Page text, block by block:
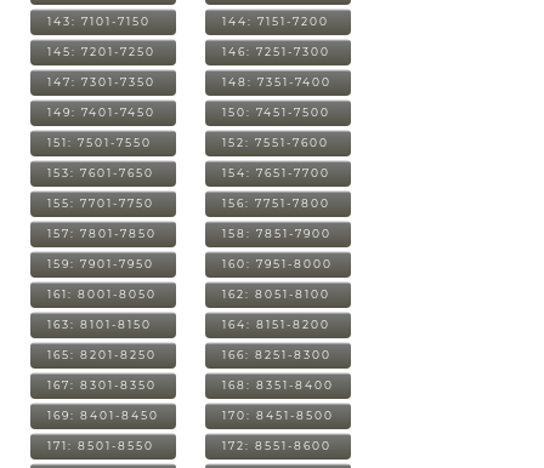
143: 7101-7150 144: 7151-7200
145: 7201-7250 146: 7251-7300
147: 7301-7350 148: 7351-7400
149: 7401-7450 150: 7451-7500
151: 7501-7550 152: 7551-7600
153: 7601-7650 154: 7651-7700
155: 7701-7750 156: 7751-7800
157: 7801-7850 158: 7851-7900
159: 7901-7950 160: 7951-8000
161: 8001-8050 162: 8051-8100
163: 8101-8150 164: 8151-8200
165: 8201-8250 166: 8251-8300
167: 8301-8350 168: 8351-8400
169: 8401-8450 170: 8451-8500
171: 8501-8550 172: 8551-8600